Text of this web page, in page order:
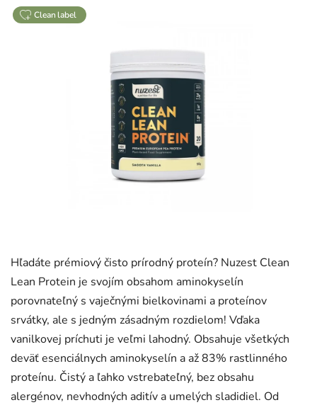
Hľadáte prémiový čisto prírodný proteín? Nuzest Clean
Lean Protein je svojím obsahom aminokyselín
porovnateľný s vaječnými bielkovinami a proteínov
srvátky, ale s jedným zásadným rozdielom! Vďaka
vanilkovej príchuti je veľmi lahodný. Obsahuje všetkých
deväť esenciálnych aminokyselín a až 83% rastlinného
proteínu. Čistý a ľahko vstrebateľný, bez obsahu
alergénov, nevhodných aditív a umelých sladidiel. Od
0,0
z
5
clean label